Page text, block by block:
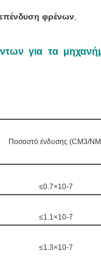
φρένων,
για τα
Ποσοστό ένδυσης (CM3/
≤0.7×10-7
≤1.1×10-7
≤1.3×10-7